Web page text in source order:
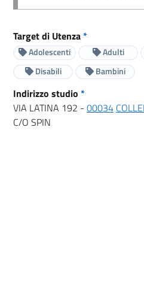
Target di Utenza*
Adolescenti Adulti
Disabili
Bambini
Indirizzo studio *
VIA LATINA 192 - 00034
C/O SPIN